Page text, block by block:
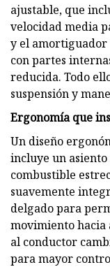
ajustable, que
velocidad media
y el
con partes
reducida. Todo
suspensión y
Ergonomía que
Un diseño
incluye un
combustible
suavemente
delgado para
movimiento hacia
al conductor
para mayor